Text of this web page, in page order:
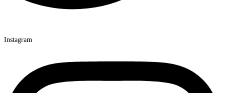
Instagram